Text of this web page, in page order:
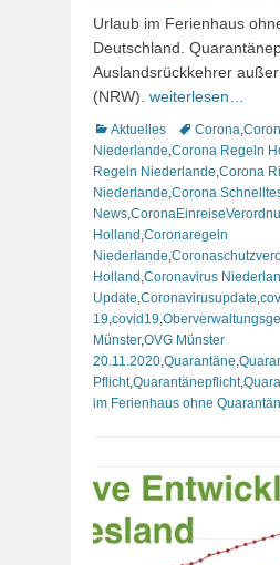
Urlaub im Ferienhaus
Deutschland.
Auslandsrückkehrer
(NRW). weiterlesen…
Kategorien
Aktuelles Schlagworte
Corona
Niederlande Corona Regeln
Regeln Niederlande Corona
Niederlande Corona
News
Holland Coronaregeln
Niederlande
Holland Coronavirus
Update Coronavirusupdate
19 covid19
Münster,OVG Münster
20.11.2020 Quarantäne
Pflicht,Quarantänepflicht,
im Ferienhaus ohne